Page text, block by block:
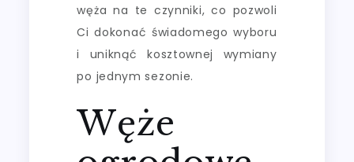
węża na te czynniki, co pozwoli
Ci dokonać świadomego wyboru
i uniknąć kosztownej wymiany
po jednym sezonie.
Węże